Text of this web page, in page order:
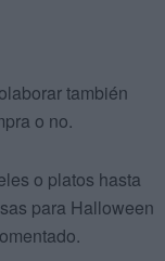
también
o no.
o platos hasta
para Halloween